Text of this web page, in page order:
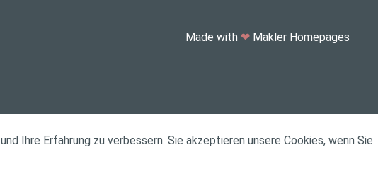
Made with ❤Makler Homepages
Ihre Erfahrung zu verbessern. Sie akzeptieren unsere Cookies, wenn Sie